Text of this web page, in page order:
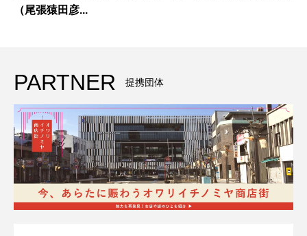
（尾張猿田彦...
PARTNER 提携団体